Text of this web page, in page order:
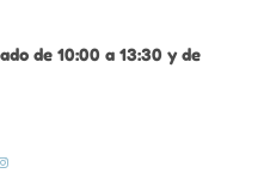
de 10:00 a 13:30 y de